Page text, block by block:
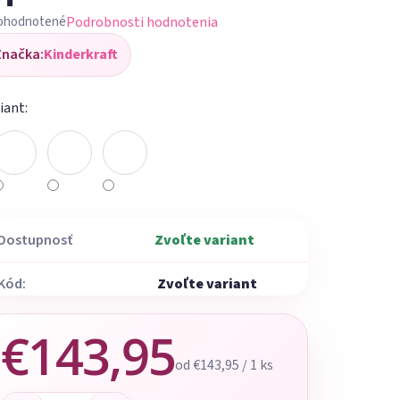
Podrobnosti hodnotenia
Kinderkraft
Zvoľte variant
Zvoľte variant
€143,95Jednotková cena:
od €143,95 / 1 ks